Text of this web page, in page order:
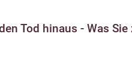
Tod hinaus - Was